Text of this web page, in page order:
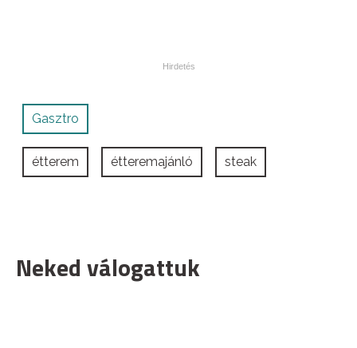
Gasztro
étterem étteremajánló steak
Neked válogattuk